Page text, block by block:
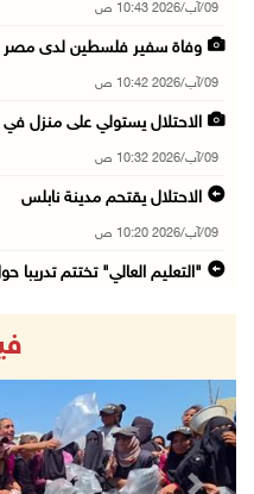
09/آب/2026 10:43 ص
وفاة سفير فلسطين لدى مصر
09/آب/2026 10:42 ص
الاحتلال يستولي على منزل
09/آب/2026 10:32 ص
الاحتلال يقتحم مدينة نابلس
09/آب/2026 10:20 ص
"التعليم العالي" تختتم تدريبا
وفاة شابة متأثرة بإصابتها
09/آب/2026 10:02 ص
اعتقال مواطنين من بلدة سنجل
09/آب/2026 09:48 ص